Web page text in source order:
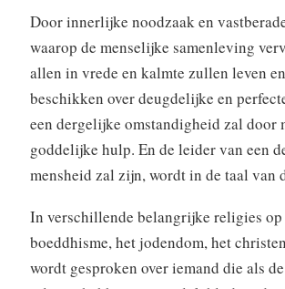
Door innerlijke noodzaak en
waarop de menselijke samenleving
allen in vrede en kalmte zullen leven
beschikken over deugdelijke en
een dergelijke omstandigheid zal door
goddelijke hulp. En de leider van een
mensheid zal zijn, wordt in de taal van
In verschillende belangrijke religies
boeddhisme, het jodendom, het
wordt gesproken over iemand die als